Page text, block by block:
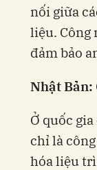
nối giữa
liệu. Công
đảm bảo
Nhật Bản:
Ở quốc
chỉ là
hóa liệu